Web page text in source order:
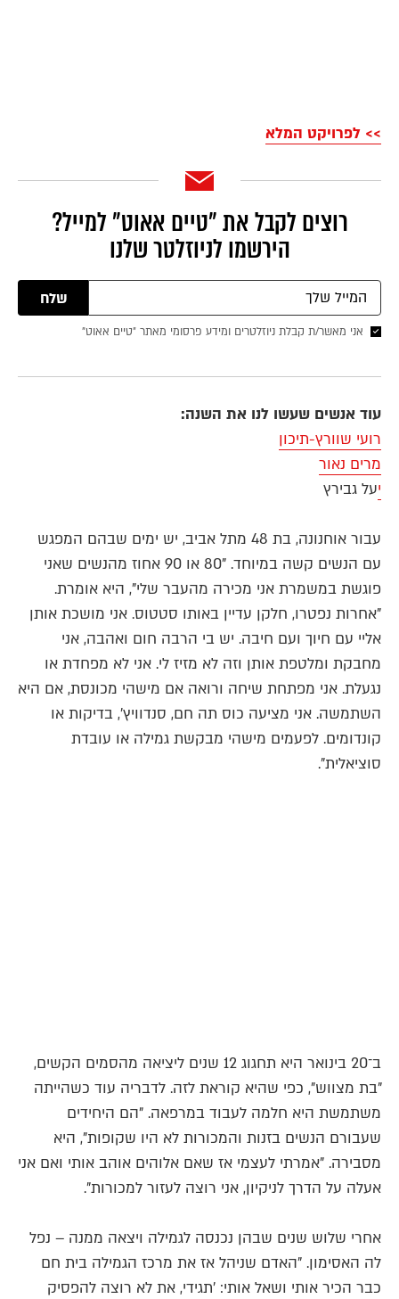
>> לפרויקט המלא
רוצים לקבל את ״טיים אאוט״ למייל?
הירשמו לניוזלטר שלנו
שלח
אני מאשר/ת קבלת ניוזלטרים ומידע פרסומי מאתר ״טיים אאוט״
עוד אנשים שעשו לנו את השנה:
רועי שוורץ-תיכון
מרים נאור
יעל גבירץ
עבור אוחנונה, בת 48 מתל אביב, יש ימים שבהם המפגש
עם הנשים קשה במיוחד. "80 או 90 אחוז מהנשים שאני
פוגשת במשמרת אני מכירה מהעבר שלי", היא אומרת.
"אחרות נפטרו, חלקן עדיין באותו סטטוס. אני מושכת אותן
אליי עם חיוך ועם חיבה. יש בי הרבה חום ואהבה, אני
מחבקת ומלטפת אותן וזה לא מזיז לי. אני לא מפחדת או
נגעלת. אני מפתחת שיחה ורואה אם מישהי מכונסת, אם היא
השתמשה. אני מציעה כוס תה חם, סנדוויץ', בדיקות או
קונדומים. לפעמים מישהי מבקשת גמילה או עובדת
סוציאלית".
ב־20 בינואר היא תחגוג 12 שנים ליציאה מהסמים הקשים,
"בת מצווש", כפי שהיא קוראת לזה. לדבריה עוד כשהייתה
משתמשת היא חלמה לעבוד במרפאה. "הם היחידים
שעבורם הנשים בזנות והמכורות לא היו שקופות", היא
מסבירה. "אמרתי לעצמי אז שאם אלוהים אוהב אותי ואם אני
אעלה על הדרך לניקיון, אני רוצה לעזור למכורות".
אחרי שלוש שנים שבהן נכנסה לגמילה ויצאה ממנה – נפל
לה האסימון. "האדם שניהל אז את מרכז הגמילה בית חם
כבר הכיר אותי ושאל אותי: 'תגידי, את לא רוצה להפסיק